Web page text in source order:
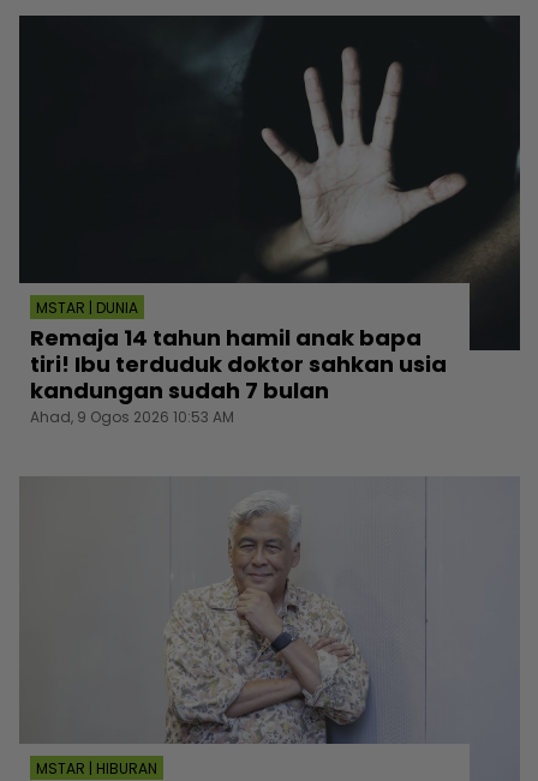
MSTAR | DUNIA
Remaja 14 tahun hamil anak bapa
tiri! Ibu terduduk doktor sahkan usia
kandungan sudah 7 bulan
Ahad, 9 Ogos 2026 10:53 AM
MSTAR | HIBURAN